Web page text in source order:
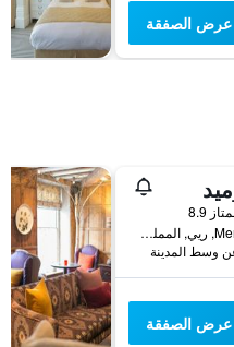
عرض الصفقة
8.9
Mermaid Street, ريي, المملكة المتحدة
عرض الصفقة